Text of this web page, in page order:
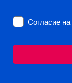
Согласие на